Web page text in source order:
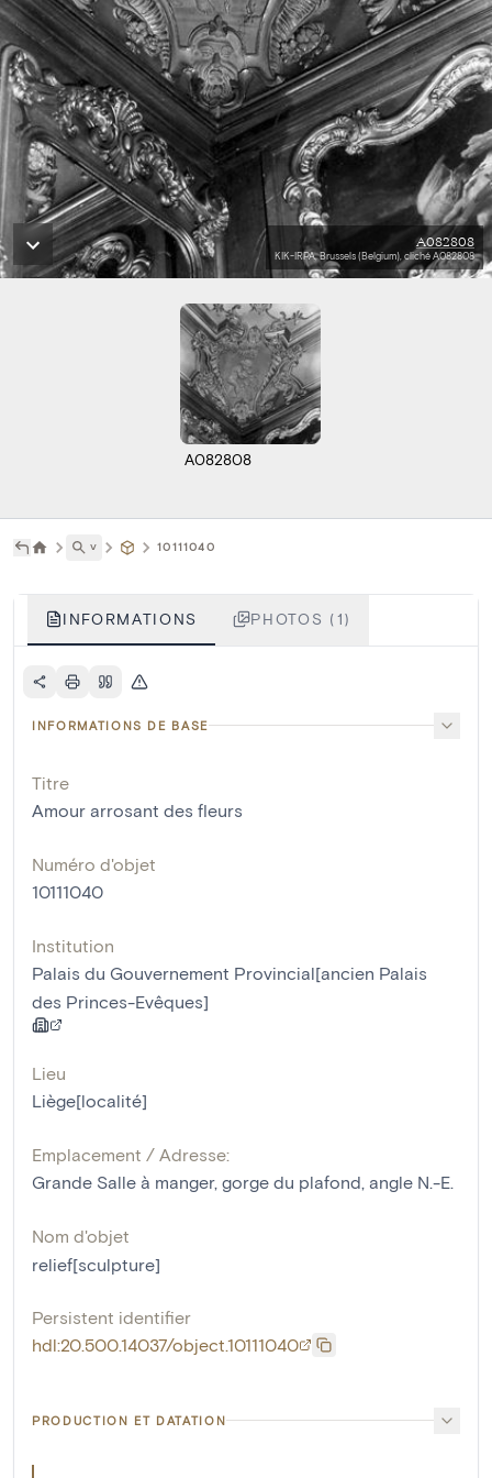
A082808
KIK-IRPA, Brussels (Belgium), cliché A082808
A082808
˅ 10111040
INFORMATIONS PHOTOS (1)
INFORMATIONS DE BASE
Titre
Amour arrosant des fleurs
Numéro d'objet
10111040
Institution
Palais du Gouvernement Provincial[ancien Palais
des Princes-Evêques]
Lieu
Liège[localité]
Emplacement / Adresse:
Grande Salle à manger, gorge du plafond, angle N.-E.
Nom d'objet
relief[sculpture]
Persistent identifier
hdl:20.500.14037/object.10111040
PRODUCTION ET DATATION